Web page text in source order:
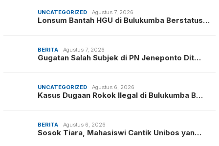
UNCATEGORIZED Agustus 7, 2026
Lonsum Bantah HGU di Bulukumba Berstatus…
BERITA Agustus 7, 2026
Gugatan Salah Subjek di PN Jeneponto Dit…
UNCATEGORIZED Agustus 6, 2026
Kasus Dugaan Rokok Ilegal di Bulukumba B…
BERITA Agustus 6, 2026
Sosok Tiara, Mahasiswi Cantik Unibos yan…